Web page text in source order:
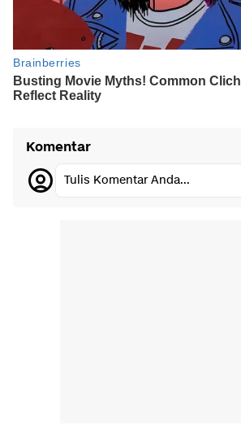
Komentar
Tulis Komentar Anda...